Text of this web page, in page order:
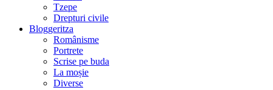
Tzepe
Drepturi civile
Bloggeritza
Românisme
Portrete
Scrise pe buda
La moșie
Diverse